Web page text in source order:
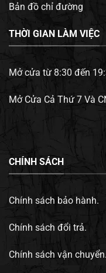
Bản đồ chỉ đường
THỜI GIAN LÀM VIỆC
Mở cửa từ 8:30 đến
Mở Cửa Cả Thứ 7 Và
CHÍNH SÁCH
Chính sách bảo hành.
Chính sách đổi trả.
Chính sách vận chuyển.